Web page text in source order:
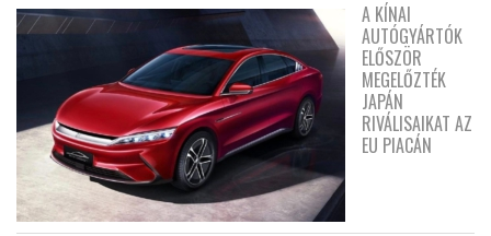
A KÍNAI
AUTÓGYÁRTÓK
ELŐSZÖR
MEGELŐZTÉK
JAPÁN
RIVÁLISAIKAT AZ
EU PIACÁN